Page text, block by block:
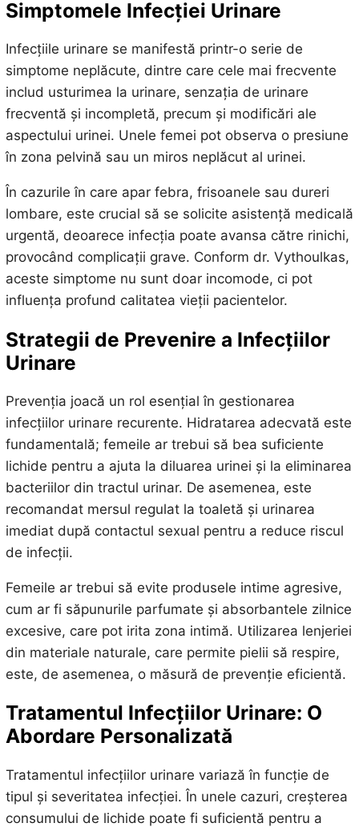
Simptomele Infecției Urinare
Infecțiile urinare se manifestă printr-o serie de
simptome neplăcute, dintre care cele mai frecvente
includ usturimea la urinare, senzația de urinare
frecventă și incompletă, precum și modificări ale
aspectului urinei. Unele femei pot observa o presiune
în zona pelvină sau un miros neplăcut al urinei.
În cazurile în care apar febra, frisoanele sau dureri
lombare, este crucial să se solicite asistență medicală
urgentă, deoarece infecția poate avansa către rinichi,
provocând complicații grave. Conform dr. Vythoulkas,
aceste simptome nu sunt doar incomode, ci pot
influența profund calitatea vieții pacientelor.
Strategii de Prevenire a Infecțiilor
Urinare
Prevenția joacă un rol esențial în gestionarea
infecțiilor urinare recurente. Hidratarea adecvată este
fundamentală; femeile ar trebui să bea suficiente
lichide pentru a ajuta la diluarea urinei și la eliminarea
bacteriilor din tractul urinar. De asemenea, este
recomandat mersul regulat la toaletă și urinarea
imediat după contactul sexual pentru a reduce riscul
de infecții.
Femeile ar trebui să evite produsele intime agresive,
cum ar fi săpunurile parfumate și absorbantele zilnice
excesive, care pot irita zona intimă. Utilizarea lenjeriei
din materiale naturale, care permite pielii să respire,
este, de asemenea, o măsură de prevenție eficientă.
Tratamentul Infecțiilor Urinare: O
Abordare Personalizată
Tratamentul infecțiilor urinare variază în funcție de
tipul și severitatea infecției. În unele cazuri, creșterea
consumului de lichide poate fi suficientă pentru a